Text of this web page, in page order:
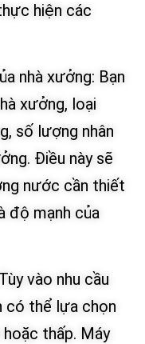
hiện các
nhà xưởng: Bạn
xưởng, loại
số lượng nhân
Điều này sẽ
nước cần thiết
độ mạnh của
vào nhu cầu
có thể lựa chọn
thấp. Máy